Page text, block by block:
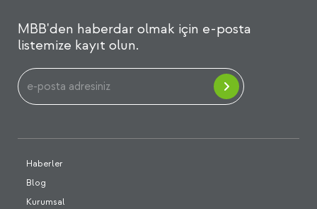
MBB'den haberdar olmak için e-posta
listemize kayıt olun.
Haberler
Blog
Kurumsal